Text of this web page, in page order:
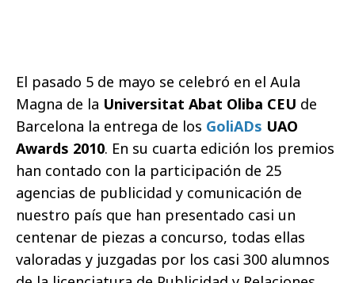
El pasado 5 de mayo se celebró en el Aula
Magna de la Universitat Abat Oliba CEU de
Barcelona la entrega de los GoliADs UAO
Awards 2010. En su cuarta edición los premios
han contado con la participación de 25
agencias de publicidad y comunicación de
nuestro país que han presentado casi un
centenar de piezas a concurso, todas ellas
valoradas y juzgadas por los casi 300 alumnos